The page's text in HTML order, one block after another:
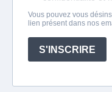
Vous pouvez vous
lien présent dans nos
S'INSCRIRE